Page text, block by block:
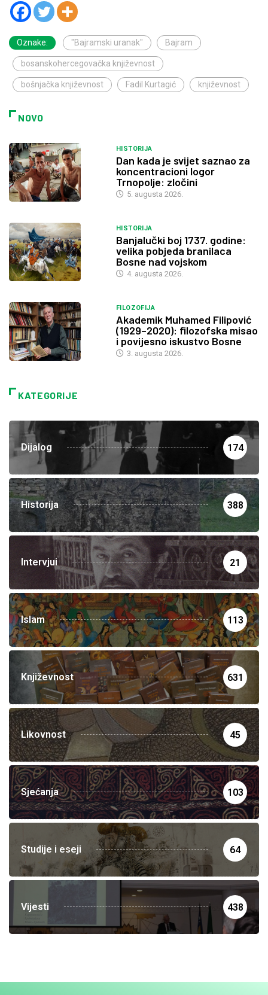
Oznake: "Bajramski uranak" Bajram
bosanskohercegovačka književnost
bošnjačka književnost Fadil Kurtagić književnost
NOVO
HISTORIJA
Dan kada je svijet saznao za
koncentracioni logor
Trnopolje: zločini
5. augusta 2026.
HISTORIJA
Banjalučki boj 1737. godine:
velika pobjeda branilaca
Bosne nad vojskom
4. augusta 2026.
FILOZOFIJA
Akademik Muhamed Filipović
(1929–2020): filozofska misao
i povijesno iskustvo Bosne
3. augusta 2026.
KATEGORIJE
Dijalog 174
Historija 388
Intervjui 21
Islam 113
Književnost 631
Likovnost 45
Sjećanja 103
Studije i eseji 64
Vijesti 438